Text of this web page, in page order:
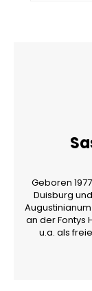
Geboren
Duisburg
an der Fontys
u.a. als